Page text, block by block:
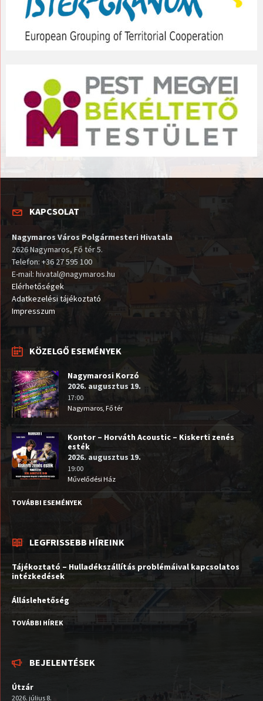
KAPCSOLAT
Nagymaros Város Polgármesteri Hivatala
2626 Nagymaros, Fő tér 5.
Telefon: +36 27 595 100
E-mail: hivatal@nagymaros.hu
Elérhetőségek
Adatkezelési tájékoztató
Impresszum
KÖZELGŐ ESEMÉNYEK
Nagymarosi Korzó
2026. augusztus 19.
17:00
Nagymaros, Fő tér
Kontor – Horváth Acoustic – Kiskerti zenés
esték
2026. augusztus 19.
19:00
Művelődési Ház
TOVÁBBI ESEMÉNYEK
LEGFRISSEBB HÍREINK
Tájékoztató – Hulladékszállítás problémáival kapcsolatos
intézkedések
Álláslehetőség
TOVÁBBI HÍREK
BEJELENTÉSEK
Útzár
2026. július 8.